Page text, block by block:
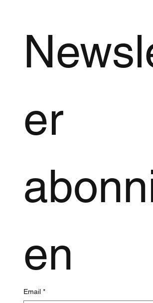
er
en
Email *